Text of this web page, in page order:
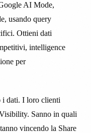
AI Mode,
usando query
Ottieni dati
intelligence
per
i dati. I loro clienti
Sanno in quali
vincendo la Share